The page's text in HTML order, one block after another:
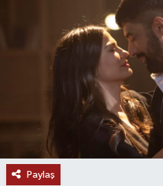
Paylaş
Son Dakika Haberleri
Haber Arşivi